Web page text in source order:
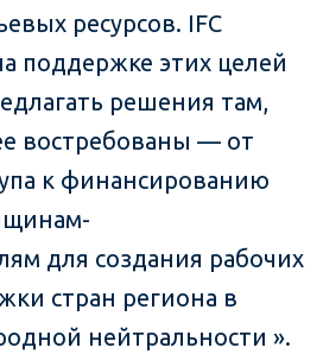
ресурсов. IFC
поддержке этих целей
решения там,
востребованы — от
к финансированию
для создания рабочих
стран региона в
нейтральности ».